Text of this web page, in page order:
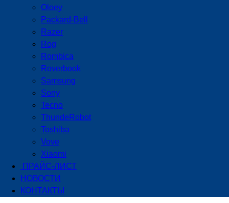
Oloey
Packard-Bell
Razer
Rog
Rombica
Roverbook
Samsung
Sony
Tecno
ThundeRobot
Toshiba
Vove
Xiaomi
ПРАЙС-ЛИСТ
НОВОСТИ
КОНТАКТЫ